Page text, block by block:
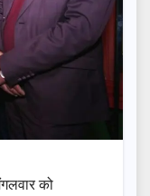
को